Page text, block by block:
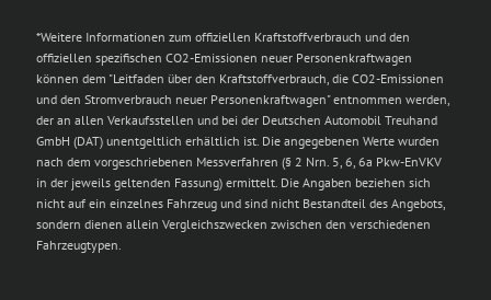
*Weitere Informationen zum offiziellen Kraftstoffverbrauch und den
offiziellen spezifischen CO2-Emissionen neuer Personenkraftwagen
können dem "Leitfaden über den Kraftstoffverbrauch, die CO2-Emissionen
und den Stromverbrauch neuer Personenkraftwagen" entnommen werden,
der an allen Verkaufsstellen und bei der Deutschen Automobil Treuhand
GmbH (DAT) unentgeltlich erhältlich ist. Die angegebenen Werte wurden
nach dem vorgeschriebenen Messverfahren (§ 2 Nrn. 5, 6, 6a Pkw-EnVKV
in der jeweils geltenden Fassung) ermittelt. Die Angaben beziehen sich
nicht auf ein einzelnes Fahrzeug und sind nicht Bestandteil des Angebots,
sondern dienen allein Vergleichszwecken zwischen den verschiedenen
Fahrzeugtypen.